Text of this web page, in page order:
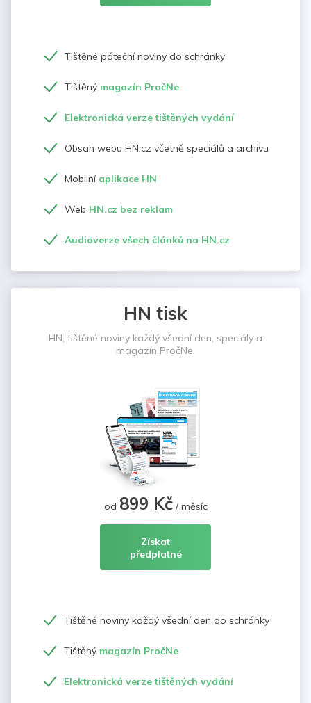
Tištěné páteční noviny do schránky
Tištěný magazín PročNe
Elektronická verze tištěných vydání
Obsah webu HN.cz včetně speciálů a archivu
Mobilní aplikace HN
Web HN.cz bez reklam
Audioverze všech článků na HN.cz
HN tisk
HN, tištěné noviny každý všední den, speciály a
magazín PročNe.
od 899 Kč/ měsíc
Získat
předplatné
Tištěné noviny každý všední den do schránky
Tištěný magazín PročNe
Elektronická verze tištěných vydání